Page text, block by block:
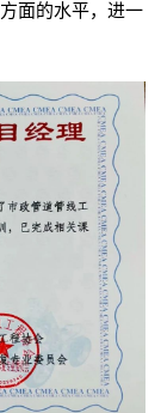
面的水平，进一